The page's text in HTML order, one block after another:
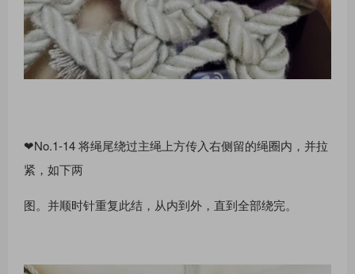
❤No.1-14 将绳尾绕过主绳上⽅传⼊右侧留的绳圈内，并拉
紧，如下两
图。并顺时针重复此结，从内到外，直到全部绕完。